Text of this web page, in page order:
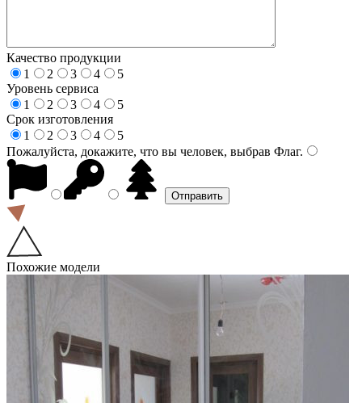
Качество продукции
1
2 3 4
5
Уровень сервиса
1
2 3 4
5
Срок изготовления
1
2 3 4
5
Пожалуйста, докажите, что вы человек, выбрав Флаг.
Похожие модели